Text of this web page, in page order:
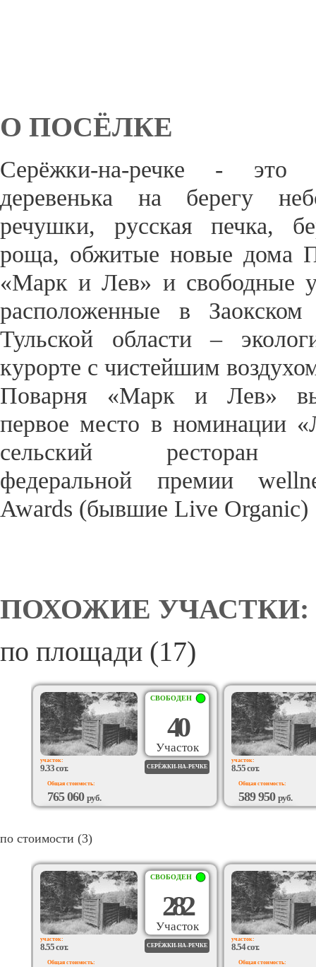
О ПОСЁЛКЕ
Серёжки-на-речке - это
деревенька на берегу
речушки, русская печка,
роща, обжитые новые дома
«Марк и Лев» и свободные
расположенные в Заокском
Тульской области –
курорте с чистейшим
Поварня «Марк и Лев»
первое место в номинации
сельский ресторан
федеральной премии
Awards (бывшие Live Organic)
ПОХОЖИЕ УЧАСТКИ:
по площади (17)
СВОБОДЕН
40
Участок
участок:
9.33 сот. СЕРЁЖКИ-НА-РЕЧКЕ
Общая стоимость:
765 060 руб.
ВОЗМОЖЕН
участок:
8.55 сот.
Общая стоимость:
589 950 руб.
ВОЗМОЖЕН
по стоимости (3)
СВОБОДЕН
282
Участок
участок:
8.55 сот. СЕРЁЖКИ-НА-РЕЧКЕ
Общая стоимость:
участок:
8.54 сот.
Общая стоимость: